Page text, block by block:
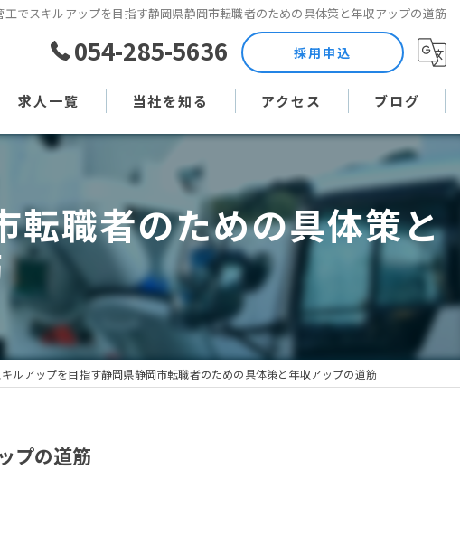
工でスキルアップを目指す静岡県静岡市転職者のための具体策と年収アップの道筋
054-285-5636 採用申込
求人一覧 当社を知る
土木作業員
現場監督
直行直帰
アクセス ブログ
コラム
転職者のための具体策と
ルアップを目指す静岡県静岡市転職者のための具体策と年収アップの道筋
プの道筋